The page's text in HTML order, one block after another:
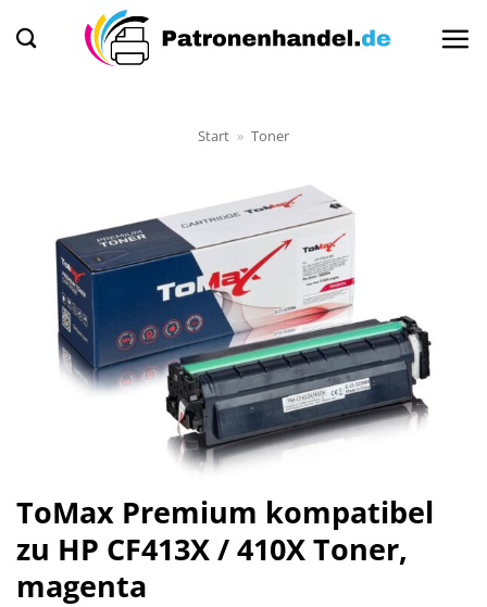
Inhalt
Start » Toner
ToMax Premium kompatibel
zu HP CF413X / 410X Toner,
magenta